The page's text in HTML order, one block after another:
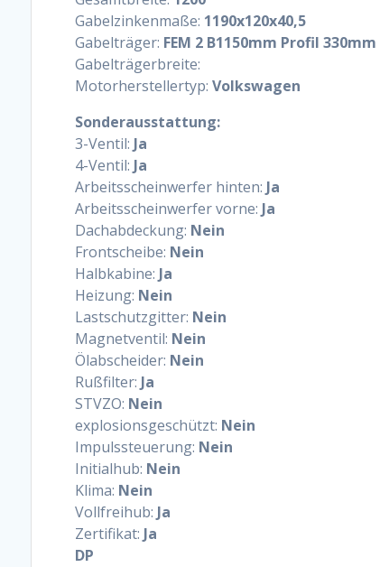
Gabelzinkenmaße: 1190x120x40,5
Gabelträger: FEM 2 B1150mm Profil 330mm
Gabelträgerbreite:
Motorherstellertyp: Volkswagen
Sonderausstattung:
3-Ventil: Ja
4-Ventil: Ja
Arbeitsscheinwerfer hinten: Ja
Arbeitsscheinwerfer vorne: Ja
Dachabdeckung: Nein
Frontscheibe: Nein
Halbkabine: Ja
Heizung: Nein
Lastschutzgitter: Nein
Magnetventil: Nein
Ölabscheider: Nein
Rußfilter: Ja
STVZO: Nein
explosionsgeschützt: Nein
Impulssteuerung: Nein
Initialhub: Nein
Klima: Nein
Vollfreihub: Ja
Zertifikat: Ja
DP